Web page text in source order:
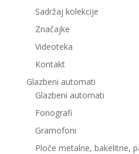
Sadržaj kolekcije
Značajke
Videoteka
Kontakt
Glazbeni automati
Glazbeni automati
Fonografi
Gramofoni
Ploče metalne, bakelitne,